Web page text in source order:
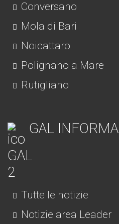
Conversano
Mola di Bari
Noicattaro
Polignano a Mare
Rutigliano
GAL INFORMA
Tutte le notizie
Notizie area Leader